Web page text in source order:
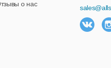
мощностей
о нас